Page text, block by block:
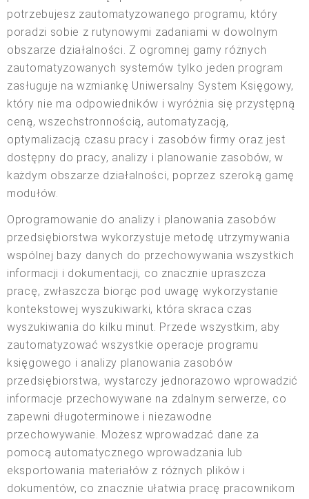
potrzebujesz zautomatyzowanego programu, który
poradzi sobie z rutynowymi zadaniami w dowolnym
obszarze działalności. Z ogromnej gamy różnych
zautomatyzowanych systemów tylko jeden program
zasługuje na wzmiankę Uniwersalny System Księgowy,
który nie ma odpowiedników i wyróżnia się przystępną
ceną, wszechstronnością, automatyzacją,
optymalizacją czasu pracy i zasobów firmy oraz jest
dostępny do pracy, analizy i planowanie zasobów, w
każdym obszarze działalności, poprzez szeroką gamę
modułów.
Oprogramowanie do analizy i planowania zasobów
przedsiębiorstwa wykorzystuje metodę utrzymywania
wspólnej bazy danych do przechowywania wszystkich
informacji i dokumentacji, co znacznie upraszcza
pracę, zwłaszcza biorąc pod uwagę wykorzystanie
kontekstowej wyszukiwarki, która skraca czas
wyszukiwania do kilku minut. Przede wszystkim, aby
zautomatyzować wszystkie operacje programu
księgowego i analizy planowania zasobów
przedsiębiorstwa, wystarczy jednorazowo wprowadzić
informacje przechowywane na zdalnym serwerze, co
zapewni długoterminowe i niezawodne
przechowywanie. Możesz wprowadzać dane za
pomocą automatycznego wprowadzania lub
eksportowania materiałów z różnych plików i
dokumentów, co znacznie ułatwia pracę pracownikom